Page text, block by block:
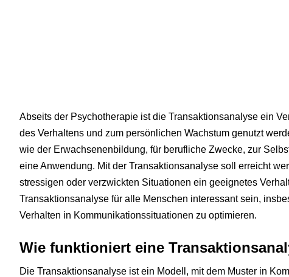
Abseits der Psychotherapie ist die Transaktionsanalyse ein
des Verhaltens und zum persönlichen Wachstum genutzt
wie der Erwachsenenbildung, für berufliche Zwecke, zur
eine Anwendung. Mit der Transaktionsanalyse soll erreicht
stressigen oder verzwickten Situationen ein geeignetes
Transaktionsanalyse für alle Menschen interessant sein,
Verhalten in Kommunikationssituationen zu optimieren.
Wie funktioniert eine
Die Transaktionsanalyse ist ein Modell, mit dem Muster in